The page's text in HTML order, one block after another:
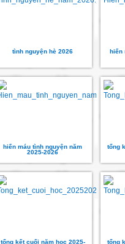
tình nguyện hè 2026 hiến
hiến máu tình nguyện năm
2025-2026
tổng
tổng kết cuối năm học 2025-
tổng